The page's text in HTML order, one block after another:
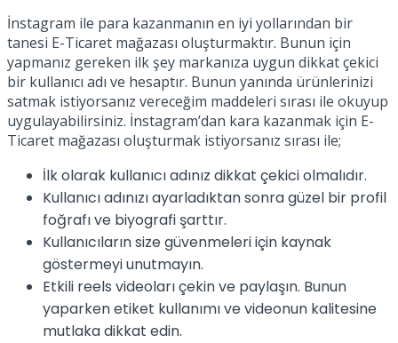
İnstagram ile para kazanmanın en iyi yollarından bir
tanesi E-Ticaret mağazası oluşturmaktır. Bunun için
yapmanız gereken ilk şey markanıza uygun dikkat çekici
bir kullanıcı adı ve hesaptır. Bunun yanında ürünlerinizi
satmak istiyorsanız vereceğim maddeleri sırası ile okuyup
uygulayabilirsiniz. İnstagram’dan kara kazanmak için E-
Ticaret mağazası oluşturmak istiyorsanız sırası ile;
İlk olarak kullanıcı adınız dikkat çekici olmalıdır.
Kullanıcı adınızı ayarladıktan sonra güzel bir profil
foğrafı ve biyografi şarttır.
Kullanıcıların size güvenmeleri için kaynak
göstermeyi unutmayın.
Etkili reels videoları çekin ve paylaşın. Bunun
yaparken etiket kullanımı ve videonun kalitesine
mutlaka dikkat edin.